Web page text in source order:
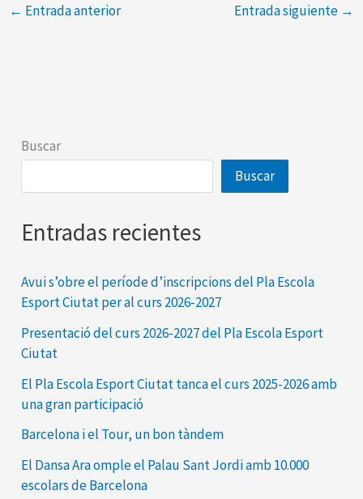
← Entrada anterior Entrada siguiente →
Buscar
Buscar
Entradas recientes
Avui s’obre el període d’inscripcions del Pla Escola
Esport Ciutat per al curs 2026-2027
Presentació del curs 2026-2027 del Pla Escola Esport
Ciutat
El Pla Escola Esport Ciutat tanca el curs 2025-2026 amb
una gran participació
Barcelona i el Tour, un bon tàndem
El Dansa Ara omple el Palau Sant Jordi amb 10.000
escolars de Barcelona